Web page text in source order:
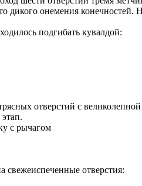
дикого онемения конечностей.
подгибать кувалдой:
отверстий с
с рычагом
свежеиспеченные отверстия: